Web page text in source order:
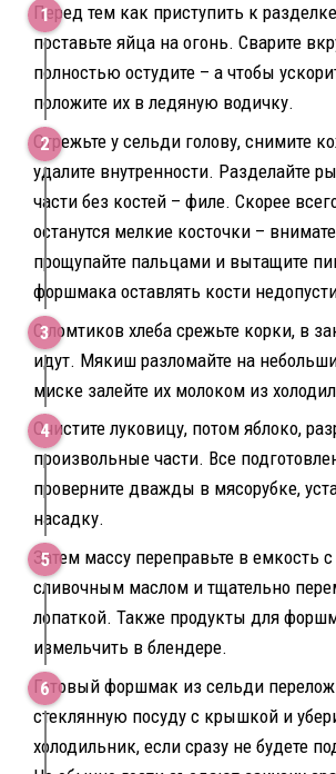
Перед тем как приступить к
поставьте яйца на огонь. Сварите
полностью остудите – а чтобы
положите их в ледяную водичку.
Отрежьте у сельди голову, снимите
удалите внутренности. Разделайте
части без костей – филе. Скорее
останутся мелкие косточки –
прощупайте пальцами и вытащите
форшмака оставлять кости
С ломтиков хлеба срежьте корки, в
идут. Мякиш разломайте на
миске залейте их молоком из
Очистите луковицу, потом яблоко,
произвольные части. Все
проверните дважды в мясорубке,
насадку.
Затем массу переправьте в емкость
сливочным маслом и тщательно
лопаткой. Также продукты для
измельчить в блендере.
Готовый форшмак из сельди
стеклянную посуду с крышкой и
холодильник, если сразу не будете